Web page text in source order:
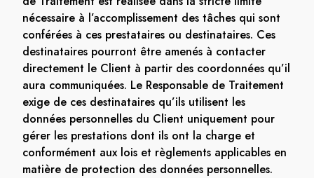
nécessaire à l’accomplissement des tâches qui sont
conférées à ces prestataires ou destinataires. Ces
destinataires pourront être amenés à contacter
directement le Client à partir des coordonnées qu’il
aura communiquées. Le Responsable de Traitement
exige de ces destinataires qu’ils utilisent les
données personnelles du Client uniquement pour
gérer les prestations dont ils ont la charge et
conformément aux lois et règlements applicables en
matière de protection des données personnelles.